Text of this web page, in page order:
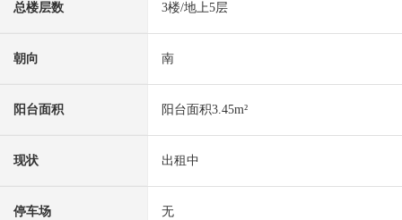
总楼层数 3楼/地上5层
朝向 南
阳台面积 阳台面积3.45m²
现状 出租中
停车场 无